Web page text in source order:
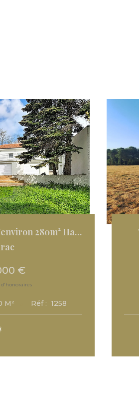
FLOIRAC - Maison D'environ 280m² Habitable Sur Une Parcelle...
€
d'honoraires
M² Réf : 1258